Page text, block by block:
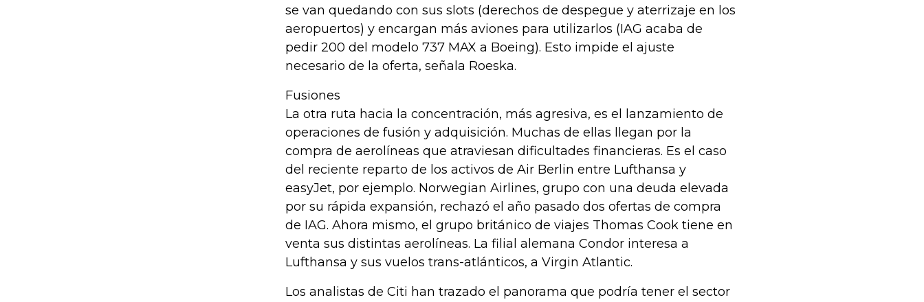
se van quedando con sus slots (derechos de despegue y aterrizaje en los
aeropuertos) y encargan más aviones para utilizarlos (IAG acaba de
pedir 200 del modelo 737 MAX a Boeing). Esto impide el ajuste
necesario de la oferta, señala Roeska.
Fusiones
La otra ruta hacia la concentración, más agresiva, es el lanzamiento de
operaciones de fusión y adquisición. Muchas de ellas llegan por la
compra de aerolíneas que atraviesan dificultades financieras. Es el caso
del reciente reparto de los activos de Air Berlin entre Lufthansa y
easyJet, por ejemplo. Norwegian Airlines, grupo con una deuda elevada
por su rápida expansión, rechazó el año pasado dos ofertas de compra
de IAG. Ahora mismo, el grupo británico de viajes Thomas Cook tiene en
venta sus distintas aerolíneas. La filial alemana Condor interesa a
Lufthansa y sus vuelos trans-atlánticos, a Virgin Atlantic.
Los analistas de Citi han trazado el panorama que podría tener el sector